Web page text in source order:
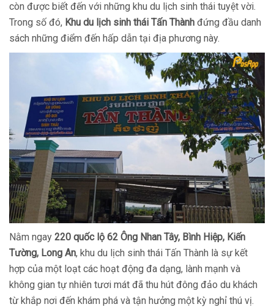
còn được biết đến với những khu du lịch sinh thái tuyệt vời.
Trong số đó, Khu du lịch sinh thái Tấn Thành đứng đầu danh
sách những điểm đến hấp dẫn tại địa phương này.
Nằm ngay 220 quốc lộ 62 Ông Nhan Tây, Bình Hiệp, Kiến
Tường, Long An, khu du lịch sinh thái Tấn Thành là sự kết
hợp của một loạt các hoạt động đa dạng, lành mạnh và
không gian tự nhiên tươi mát đã thu hút đông đảo du khách
từ khắp nơi đến khám phá và tận hưởng một kỳ nghỉ thú vị.